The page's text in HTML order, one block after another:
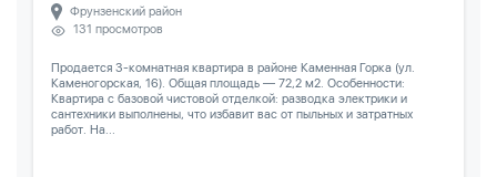
Фрунзенский район
131 просмотров
Продается 3-комнатная квартира в районе Каменная Горка (ул.
Каменогорская, 16). Общая площадь — 72,2 м2. Особенности:
Квартира с базовой чистовой отделкой: разводка электрики и
сантехники выполнены, что избавит вас от пыльных и затратных
работ. На...